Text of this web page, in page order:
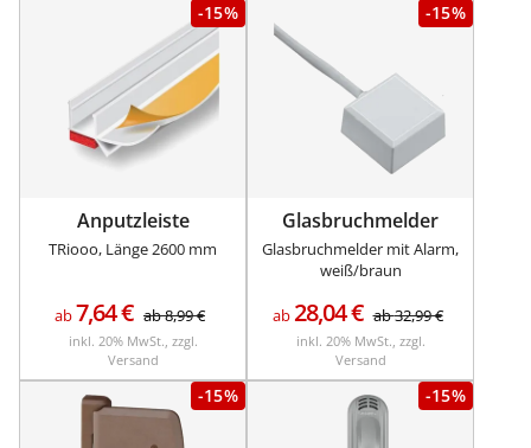
-15%
Anputzleiste
TRiooo, Länge 2600 mm
ab7,64€ ab8,99€
inkl. 20% MwSt., zzgl.
Versand
-15%
Glasbruchmelder
Glasbruchmelder mit Alarm,
weiß/braun
ab28,04€ ab32,99€
inkl. 20% MwSt., zzgl.
Versand
-15% -15%